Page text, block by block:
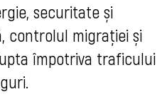
securitate și
controlul migrației și
împotriva traficului